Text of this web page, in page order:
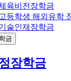
육비전장학금
등학생 해외유학
술인재장학금
금
장학금